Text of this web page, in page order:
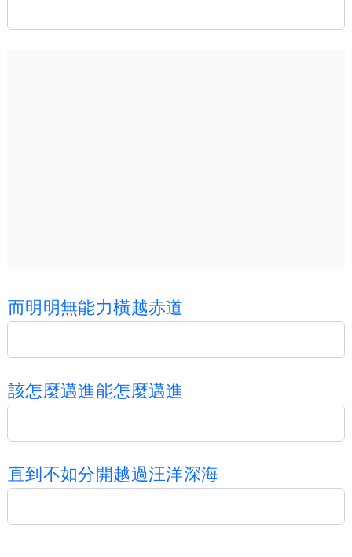
而明 明無能力橫越赤道
該怎麼邁進能怎麼邁進
直到 不如分開越過汪洋深海